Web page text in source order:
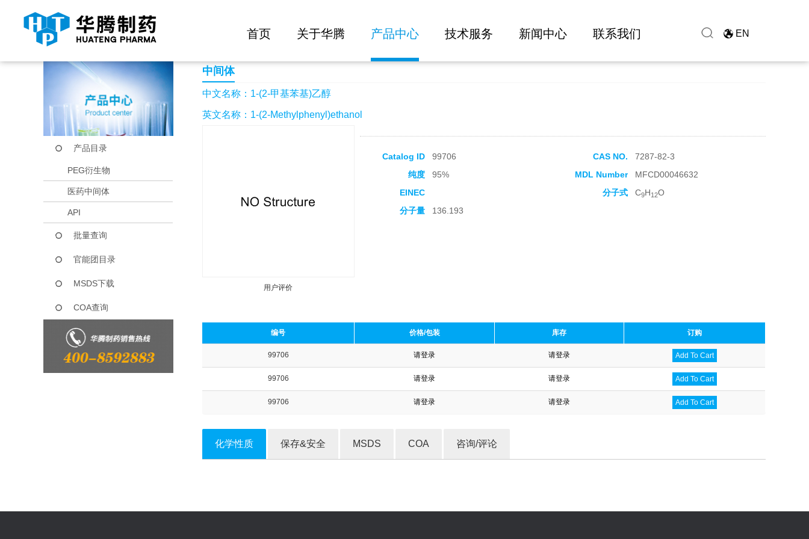
首页 关于华腾 产品中心 技术服务 新闻中心 联系我们 EN
当前位置： 首页 产品中心 1-(2-甲基苯基)乙醇
产品目录
PEG衍生物
医药中间体
API
批量查询
官能团目录
MSDS下载
COA查询
中间体
中文名称：1-(2-甲基苯基)乙醇
英文名称：1-(2-Methylphenyl)ethanol
用户评价
收藏产品
Catalog ID 99706 CAS NO.
7287-82-3
纯度
95% MDL Number
MFCD00046632
EINEC
分子式 C9H12O
分子量
136.193
编号 价格/包装 库存 订购
99706 请登录 请登录 Add To Cart
99706 请登录 请登录 Add To Cart
99706 请登录 请登录 Add To Cart
化学性质 保存&安全 MSDS COA 咨询/评论